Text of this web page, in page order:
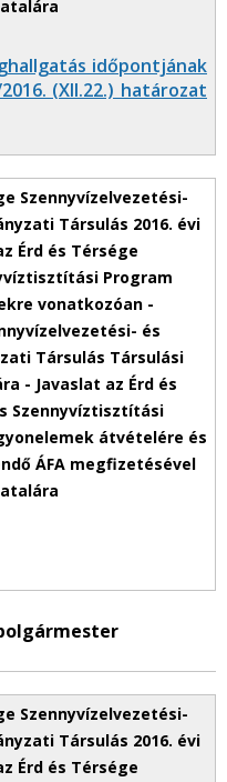
időpontjának
(XII.22.) határozat